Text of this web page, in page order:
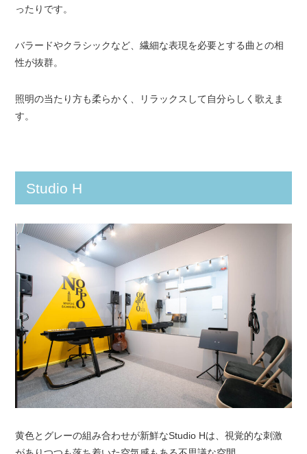
ったりです。
バラードやクラシックなど、繊細な表現を必要とする曲との相
性が抜群。
照明の当たり方も柔らかく、リラックスして自分らしく歌えま
す。
Studio H
黄色とグレーの組み合わせが新鮮なStudio Hは、視覚的な刺激